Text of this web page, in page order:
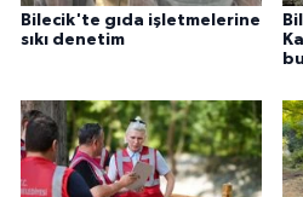
Bilecik'te gıda işletmelerine
sıkı denetim